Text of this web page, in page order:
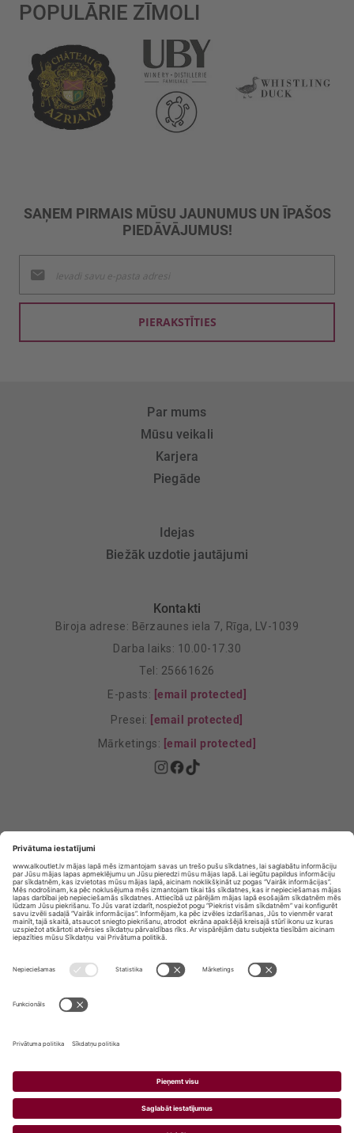
POPULĀRIE ZĪMOLI
SAŅEM PIRMAIS MŪSU JAUNUMUS UN ĪPAŠOS
PIEDĀVĀJUMUS!
jaunumu
saņemšanai:
PIERAKSTĪTIES
Par mums
Mūsu veikali
Karjera
Piegāde
Idejas
Biežāk uzdotie jautājumi
Kontakti
Biroja adrese: Bērzaunes iela 7, Rīga, LV-1039
Darba laiks: 10.00-17.30
Tel: 25661626
E-pasts: [email protected]
Presei: [email protected]
Mārketings: [email protected]
Privātuma Iestatījumi
E-veikala lietošanas noteikumi
ALKOHOLA PĀRDOŠANA, IEGĀDĀŠANĀS UN
NODOŠANA NEPILNGADĪGĀM PERSONĀM IR
AIZLIEGTA.